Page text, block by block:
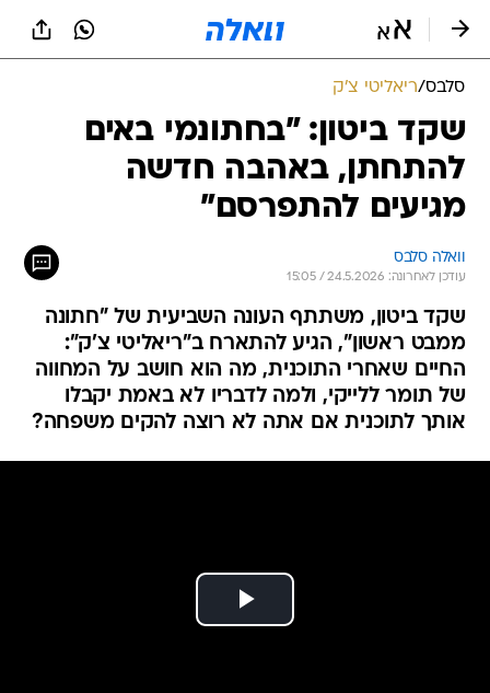
סלבס/ריאליטי צ'ק
שקד ביטון: "בחתונמי באים
להתחתן, באהבה חדשה
מגיעים להתפרסם"
וואלה סלבס
עודכן לאחרונה: 24.5.2026 / 15:05
שקד ביטון, משתתף העונה השביעית של "חתונה
ממבט ראשון", הגיע להתארח ב"ריאליטי צ'ק":
החיים שאחרי התוכנית, מה הוא חושב על המחווה
של תומר ללייקי, ולמה לדבריו לא באמת יקבלו
אותך לתוכנית אם אתה לא רוצה להקים משפחה?